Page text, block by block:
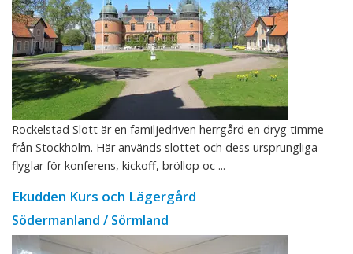
Rockelstad Slott är en familjedriven herrgård en dryg timme
från Stockholm. Här används slottet och dess ursprungliga
flyglar för konferens, kickoff, bröllop oc ...
Ekudden Kurs och Lägergård
Södermanland / Sörmland